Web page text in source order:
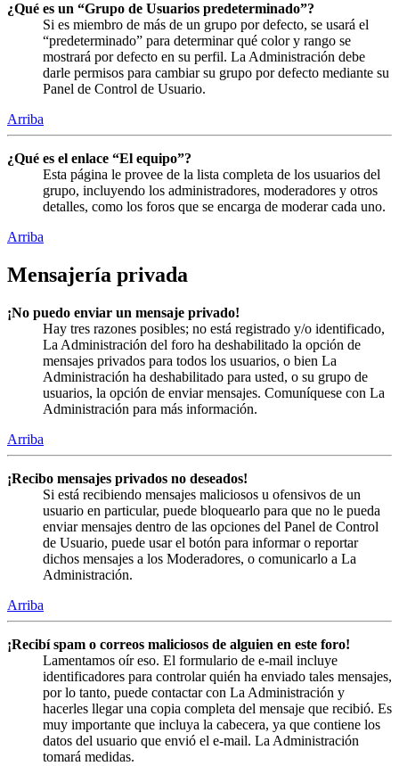
¿Qué es un “Grupo de Usuarios predeterminado”?
Si es miembro de más de un grupo por defecto, se usará el
“predeterminado” para determinar qué color y rango se
mostrará por defecto en su perfil. La Administración debe
darle permisos para cambiar su grupo por defecto mediante su
Panel de Control de Usuario.
Arriba
¿Qué es el enlace “El equipo”?
Esta página le provee de la lista completa de los usuarios del
grupo, incluyendo los administradores, moderadores y otros
detalles, como los foros que se encarga de moderar cada uno.
Arriba
Mensajería privada
¡No puedo enviar un mensaje privado!
Hay tres razones posibles; no está registrado y/o identificado,
La Administración del foro ha deshabilitado la opción de
mensajes privados para todos los usuarios, o bien La
Administración ha deshabilitado para usted, o su grupo de
usuarios, la opción de enviar mensajes. Comuníquese con La
Administración para más información.
Arriba
¡Recibo mensajes privados no deseados!
Si está recibiendo mensajes maliciosos u ofensivos de un
usuario en particular, puede bloquearlo para que no le pueda
enviar mensajes dentro de las opciones del Panel de Control
de Usuario, puede usar el botón para informar o reportar
dichos mensajes a los Moderadores, o comunicarlo a La
Administración.
Arriba
¡Recibí spam o correos maliciosos de alguien en este foro!
Lamentamos oír eso. El formulario de e-mail incluye
identificadores para controlar quién ha enviado tales mensajes,
por lo tanto, puede contactar con La Administración y
hacerles llegar una copia completa del mensaje que recibió. Es
muy importante que incluya la cabecera, ya que contiene los
datos del usuario que envió el e-mail. La Administración
tomará medidas.